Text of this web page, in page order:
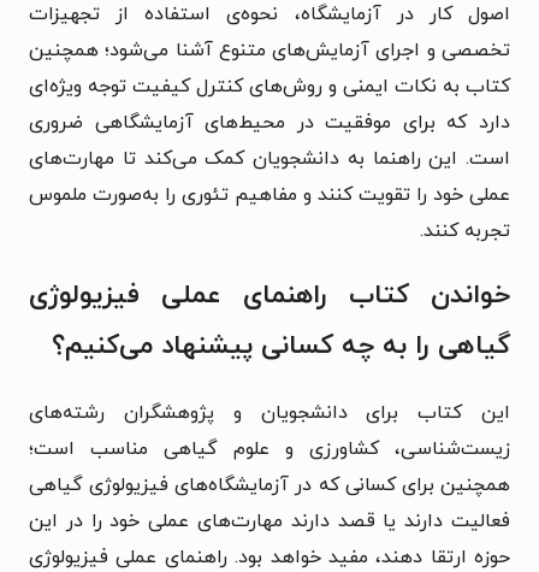
اصول کار در آزمایشگاه، نحوه‌ی استفاده از تجهیزات
تخصصی و اجرای آزمایش‌های متنوع آشنا می‌شود؛ همچنین
کتاب به نکات ایمنی و روش‌های کنترل کیفیت توجه ویژه‌ای
دارد که برای موفقیت در محیط‌های آزمایشگاهی ضروری
است. این راهنما به دانشجویان کمک می‌کند تا مهارت‌های
عملی خود را تقویت کنند و مفاهیم تئوری را به‌صورت ملموس
تجربه کنند.
خواندن کتاب راهنمای عملی فیزیولوژی
گیاهی را به چه کسانی پیشنهاد می‌کنیم؟
این کتاب برای دانشجویان و پژوهشگران رشته‌های
زیست‌شناسی، کشاورزی و علوم گیاهی مناسب است؛
همچنین برای کسانی که در آزمایشگاه‌های فیزیولوژی گیاهی
فعالیت دارند یا قصد دارند مهارت‌های عملی خود را در این
حوزه ارتقا دهند، مفید خواهد بود. راهنمای عملی فیزیولوژی